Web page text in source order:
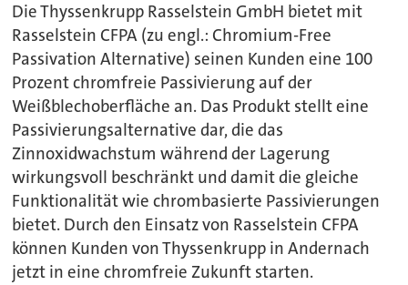
Die Thyssenkrupp Rasselstein GmbH bietet mit
Rasselstein CFPA (zu engl.: Chromium-Free
Passivation Alternative) seinen Kunden eine 100
Prozent chromfreie Passivierung auf der
Weißblechoberfläche an. Das Produkt stellt eine
Passivierungsalternative dar, die das
Zinnoxidwachstum während der Lagerung
wirkungsvoll beschränkt und damit die gleiche
Funktionalität wie chrombasierte Passivierungen
bietet. Durch den Einsatz von Rasselstein CFPA
können Kunden von Thyssenkrupp in Andernach
jetzt in eine chromfreie Zukunft starten.